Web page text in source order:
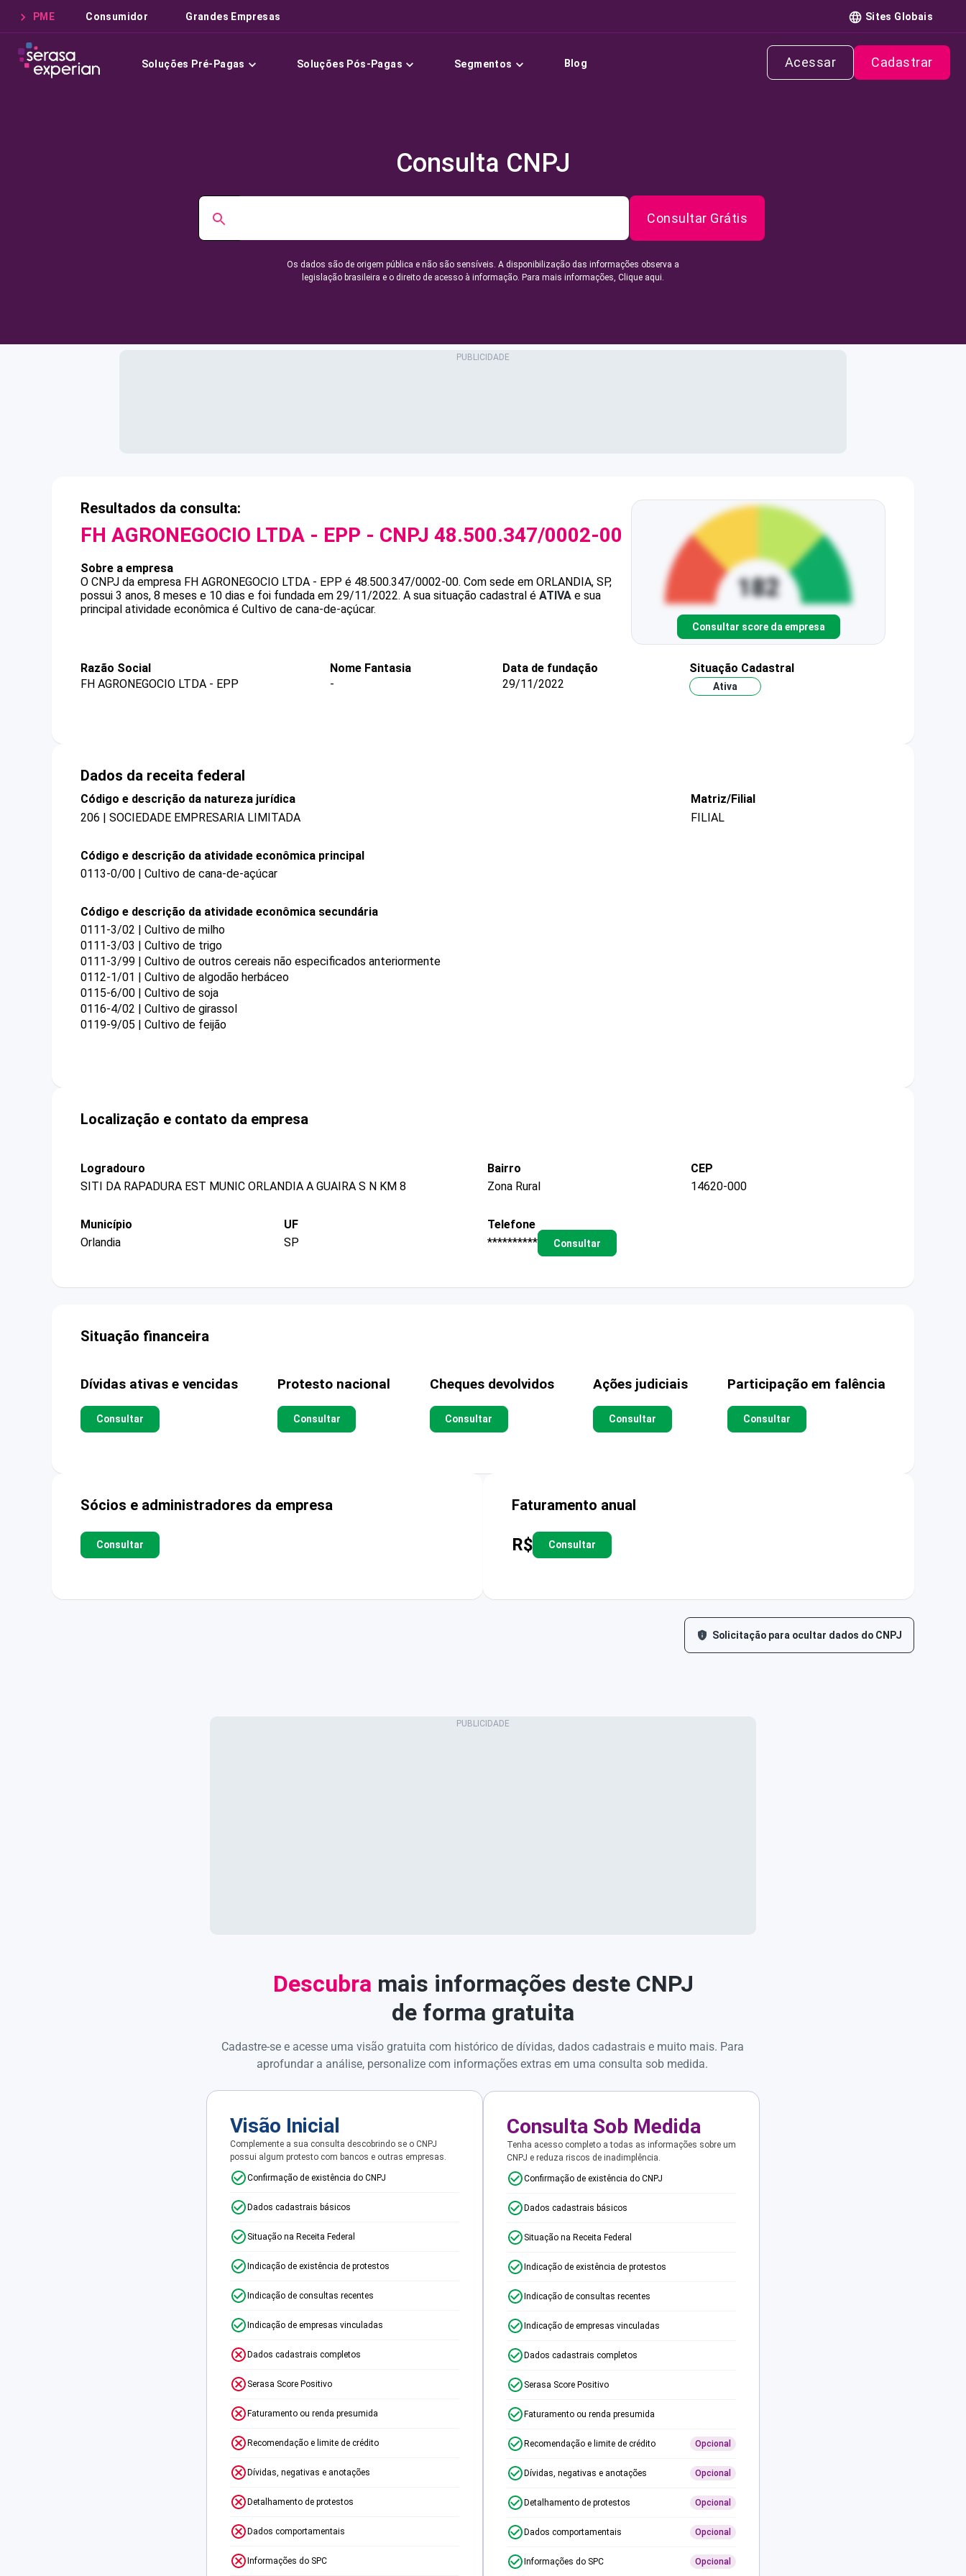
PME Consumidor Grandes Empresas Sites Globais
Soluções Pré-Pagas Soluções Pós-Pagas Segmentos Blog Acessar Cadastrar
Consulta CNPJ
Consultar Grátis
Os dados são de origem pública e não são sensíveis. A disponibilização das informações observa a
legislação brasileira e o direito de acesso à informação. Para mais informações, Clique aqui.
Resultados da consulta:
FH AGRONEGOCIO LTDA - EPP - CNPJ 48.500.347/0002-00
Sobre a empresa
O CNPJ da empresa FH AGRONEGOCIO LTDA - EPP é 48.500.347/0002-00. Com sede em ORLANDIA, SP,
possui 3 anos, 8 meses e 10 dias e foi fundada em 29/11/2022. A sua situação cadastral é ATIVA e sua
principal atividade econômica é Cultivo de cana-de-açúcar.
Consultar score da empresa
Razão Social
FH AGRONEGOCIO LTDA - EPP
Nome Fantasia
-
Data de fundação
29/11/2022
Situação Cadastral
Ativa
Dados da receita federal
Código e descrição da natureza jurídica
206 | SOCIEDADE EMPRESARIA LIMITADA
Matriz/Filial
FILIAL
Código e descrição da atividade econômica principal
0113-0/00 | Cultivo de cana-de-açúcar
Código e descrição da atividade econômica secundária
0111-3/02 | Cultivo de milho
0111-3/03 | Cultivo de trigo
0111-3/99 | Cultivo de outros cereais não especificados anteriormente
0112-1/01 | Cultivo de algodão herbáceo
0115-6/00 | Cultivo de soja
0116-4/02 | Cultivo de girassol
0119-9/05 | Cultivo de feijão
Localização e contato da empresa
Logradouro
SITI DA RAPADURA EST MUNIC ORLANDIA A GUAIRA S N KM 8
Bairro
Zona Rural
CEP
14620-000
Município
Orlandia
UF
SP
Telefone
**********
Consultar
Situação financeira
Dívidas ativas e vencidas
Consultar
Protesto nacional
Consultar
Cheques devolvidos
Consultar
Ações judiciais
Consultar
Participação em falência
Consultar
Sócios e administradores da empresa
Consultar
Faturamento anual
R$ Consultar
Solicitação para ocultar dados do CNPJ
Descubra mais informações deste CNPJ
de forma gratuita
Cadastre-se e acesse uma visão gratuita com histórico de dívidas, dados cadastrais e muito mais. Para
aprofundar a análise, personalize com informações extras em uma consulta sob medida.
Visão Inicial
Complemente a sua consulta descobrindo se o CNPJ
possui algum protesto com bancos e outras empresas.
Confirmação de existência do CNPJ
Dados cadastrais básicos
Situação na Receita Federal
Indicação de existência de protestos
Indicação de consultas recentes
Indicação de empresas vinculadas
Dados cadastrais completos
Serasa Score Positivo
Faturamento ou renda presumida
Recomendação e limite de crédito
Dívidas, negativas e anotações
Detalhamento de protestos
Dados comportamentais
Informações do SPC
Consulta Sob Medida
Tenha acesso completo a todas as informações sobre um
CNPJ e reduza riscos de inadimplência.
Confirmação de existência do CNPJ
Dados cadastrais básicos
Situação na Receita Federal
Indicação de existência de protestos
Indicação de consultas recentes
Indicação de empresas vinculadas
Dados cadastrais completos
Serasa Score Positivo
Faturamento ou renda presumida
Recomendação e limite de crédito Opcional
Dívidas, negativas e anotações Opcional
Detalhamento de protestos Opcional
Dados comportamentais Opcional
Informações do SPC Opcional